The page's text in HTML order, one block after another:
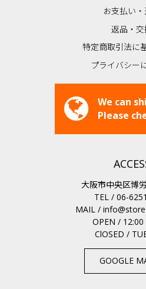
お支払い
返品・交
特定商取引法に
プライバシー
We can
Please
大阪市中央区博
TEL / 06-
MAIL /
OPEN / 12:00
ClOSED /
GOOGLE